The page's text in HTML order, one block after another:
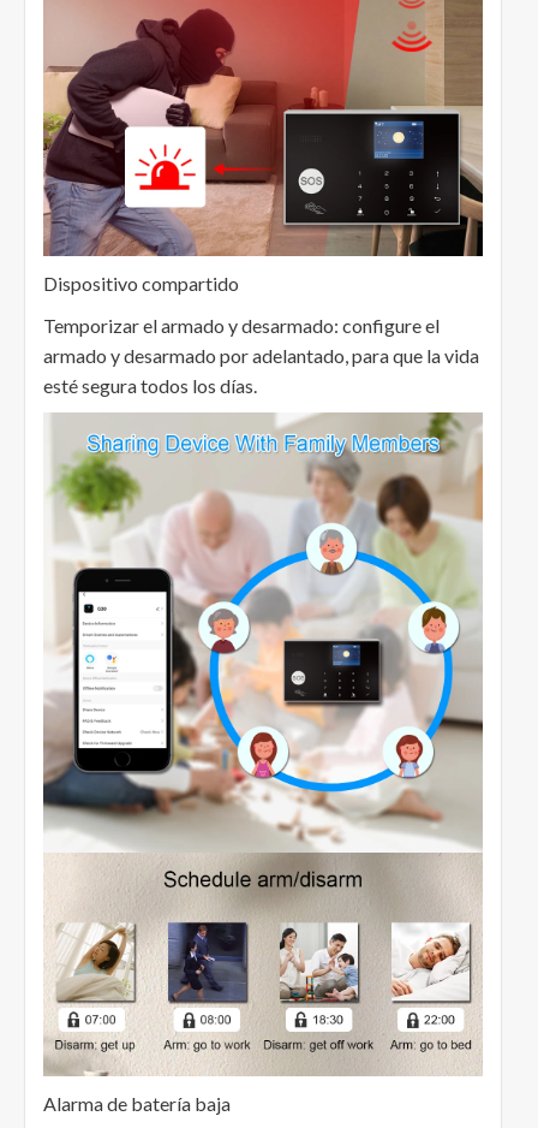
Dispositivo compartido
Temporizar el armado y desarmado: configure el
armado y desarmado por adelantado, para que la vida
esté segura todos los días.
Alarma de batería baja